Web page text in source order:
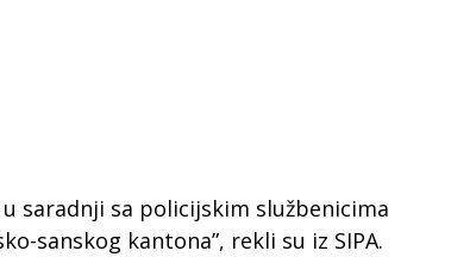
saradnji sa policijskim službenicima
sanskog kantona”, rekli su iz SIPA.